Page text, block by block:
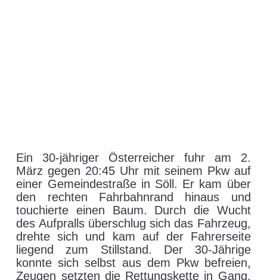
Ein 30-jähriger Österreicher fuhr am 2.
März gegen 20:45 Uhr mit seinem Pkw auf
einer Gemeindestraße in Söll. Er kam über
den rechten Fahrbahnrand hinaus und
touchierte einen Baum. Durch die Wucht
des Aufpralls überschlug sich das Fahrzeug,
drehte sich und kam auf der Fahrerseite
liegend zum Stillstand. Der 30-Jährige
konnte sich selbst aus dem Pkw befreien,
Zeugen setzten die Rettungskette in Gang.